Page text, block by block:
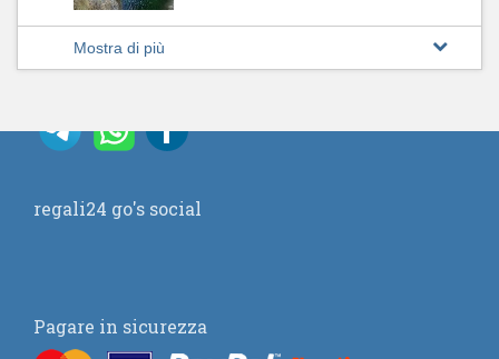
Mostra di più
regali24 go's social
Pagare in sicurezza